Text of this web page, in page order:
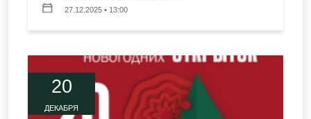
27.12.2025 • 13:00
20
ДЕКАБРЯ